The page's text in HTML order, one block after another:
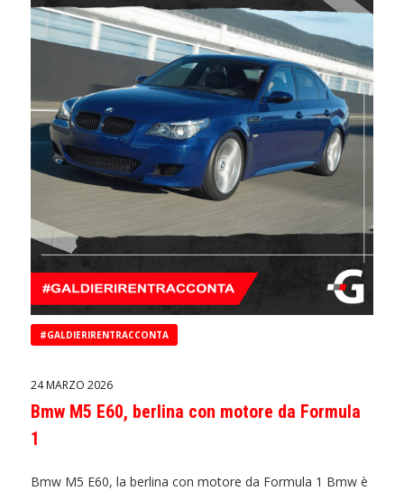
#GALDIERIRENTRACCONTA
24 MARZO 2026
Bmw M5 E60, berlina con motore da Formula
1
Bmw M5 E60, la berlina con motore da Formula 1 Bmw è